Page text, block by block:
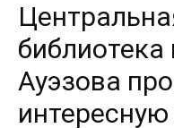
Ауэзова
интересную